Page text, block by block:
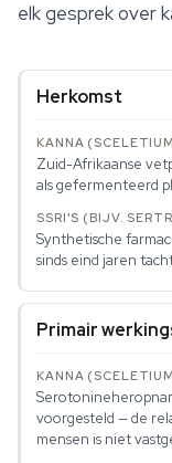
elk gesprek over
Herkomst
Zuid-Afrikaanse
als gefermenteerd
Synthetische
sinds eind jaren
Primair
voorgesteld — de
mensen is niet